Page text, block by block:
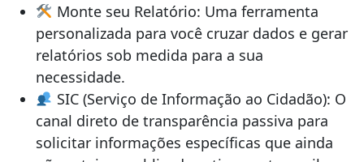
Monte seu Relatório: Uma ferramenta
personalizada para você cruzar dados e gerar
relatórios sob medida para a sua
necessidade.
SIC (Serviço de Informação ao Cidadão): O
canal direto de transparência passiva para
solicitar informações específicas que ainda